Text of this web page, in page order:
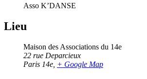
Asso K’DANSE
Lieu
Maison des Associations du 14e
22 rue Deparcieux
Paris 14e + Google Map